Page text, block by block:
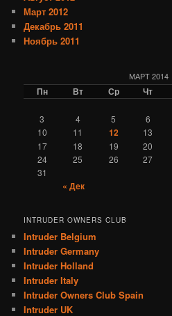
Март 2012
Декабрь 2011
Ноябрь 2011
МАРТ 2014
Пн Вт Ср Чт
3
4 5 6
10
11 12 13
17
18 19 20
24
25 26 27
31
« Дек
INTRUDER OWNERS CLUB
Intruder Belgium
Intruder Germany
Intruder Holland
Intruder Italy
Intruder Owners Club Spain
Intruder UK